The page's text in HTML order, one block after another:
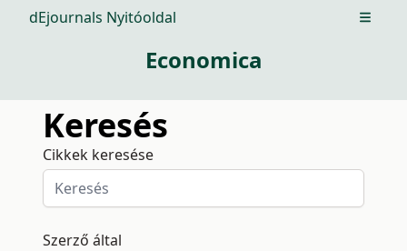
dEjournals Nyitóoldal Open
Economica
Keresés
Cikkek keresése
Szerző által